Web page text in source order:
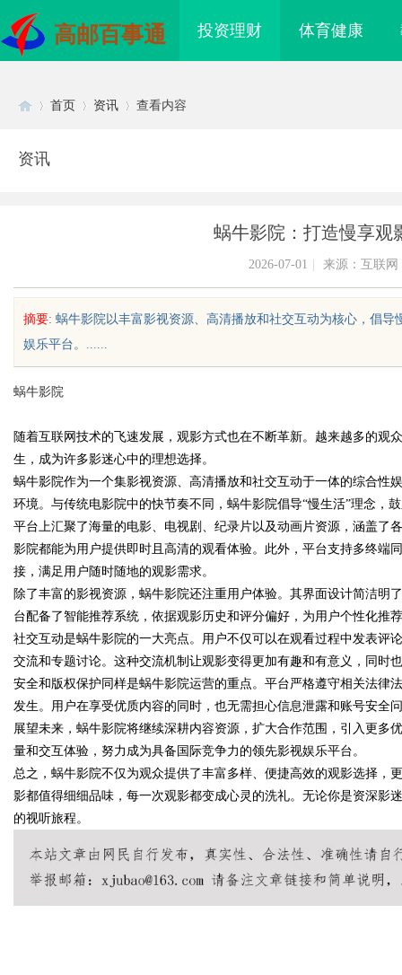
高邮百事通 投资理财 体育健康
uz
!
首页 资讯 查看内容
资讯
蜗牛影院：打造慢享观
2026-07-01 来源：互联网
摘要: 蜗牛影院以丰富影视资源、高清播放和社交互动为核心，倡
娱乐平台。......
蜗牛影院
随着互联网技术的飞速发展，观影方式也在不断革新。越来越多的观
生，成为许多影迷心中的理想选择。
蜗牛影院作为一个集影视资源、高清播放和社交互动于一体的综合性
环境。与传统电影院中的快节奏不同，蜗牛影院倡导“慢生活”理念，
平台上汇聚了海量的电影、电视剧、纪录片以及动画片资源，涵盖了
影院都能为用户提供即时且高清的观看体验。此外，平台支持多终端
接，满足用户随时随地的观影需求。
除了丰富的影视资源，蜗牛影院还注重用户体验。其界面设计简洁明
台配备了智能推荐系统，依据观影历史和评分偏好，为用户个性化推
社交互动是蜗牛影院的一大亮点。用户不仅可以在观看过程中发表评
交流和专题讨论。这种交流机制让观影变得更加有趣和有意义，同时
安全和版权保护同样是蜗牛影院运营的重点。平台严格遵守相关法律
发生。用户在享受优质内容的同时，也无需担心信息泄露和账号安全
展望未来，蜗牛影院将继续深耕内容资源，扩大合作范围，引入更多
量和交互体验，努力成为具备国际竞争力的领先影视娱乐平台。
总之，蜗牛影院不仅为观众提供了丰富多样、便捷高效的观影选择，
影都值得细细品味，每一次观影都变成心灵的洗礼。无论你是资深影
的视听旅程。
网在现代采购管理
应用 业中的重要角色与发展趋势